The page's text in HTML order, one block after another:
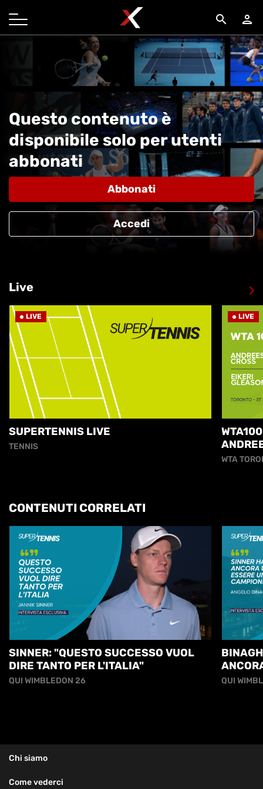
search person
Questo contenuto è
disponibile solo per utenti
abbonati
Abbonati
Accedi
Live
LIVE
SUPERTENNIS LIVE
TENNIS
LIVE
WTA
CONTENUTI CORRELATI
SINNER: "QUESTO SUCCESSO VUOL
DIRE TANTO PER L'ITALIA"
QUI WIMBLEDON 26 QUI
Chi siamo
Come vederci